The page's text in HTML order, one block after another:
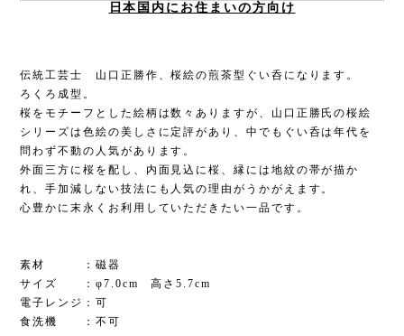
日本国内にお住まいの方向け
伝統工芸士 山口正勝作、桜絵の煎茶型ぐい呑になります。
ろくろ成型。
桜をモチーフとした絵柄は数々ありますが、山口正勝氏の桜絵
シリーズは色絵の美しさに定評があり、中でもぐい呑は年代を
問わず不動の人気があります。
外面三方に桜を配し、内面見込に桜、縁には地紋の帯が描か
れ、手加減しない技法にも人気の理由がうかがえます。
心豊かに末永くお利用していただきたい一品です。
素材 ：磁器
サイズ ：φ7.0cm 高さ5.7cm
電子レンジ：可
食洗機 ：不可